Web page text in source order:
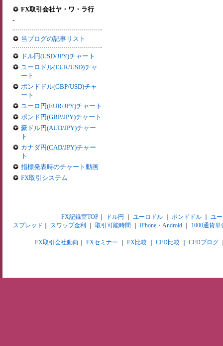
FX取引会社ヤ・ワ・ラ行
-
当ブログの記事リスト
ドル円(USD/JPY)チャート
ユーロドル(EUR/USD)チャ
ート
ポンドドル(GBP/USD)チャ
ート
ユーロ円(EUR/JPY)チャート
ポンド円(GBP/JPY)チャート
豪ドル円(AUD/JPY)チャー
ト
カナダ円(CAD/JPY)チャー
ト
指標発表時のチャート動画
FX取引システム
FX記録室TOP｜ ドル円 ユーロドル｜ ポンドドル｜ ユ
スプレッド
スワップ金利 取引可能時間 iPhone・Android 1000通貨単
FX取引会社動向 FXセミナー FX比較 CFD比較 CFDブログ